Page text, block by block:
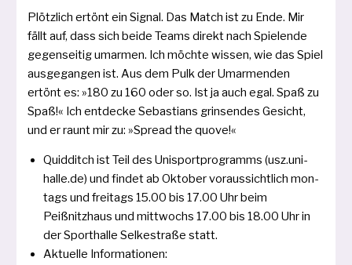
Plötzlich ertönt ein Signal. Das Match ist zu Ende. Mir
fällt auf, dass sich bei­de Teams direkt nach Spielende
gegen­sei­tig umar­men. Ich möch­te wis­sen, wie das Spiel
aus­ge­gan­gen ist. Aus dem Pulk der Umarmenden
ertönt es: »180 zu 160 oder so. Ist ja auch egal. Spaß zu
Spaß!« Ich ent­de­cke Sebastians grin­sen­des Gesicht,
und er raunt mir zu: »Spread the quove!«
Quidditch ist Teil des Unisportprogramms (usz.uni-
halle.de) und fin­det ab Oktober vor­aus­sicht­lich mon­
tags und frei­tags 15.00 bis 17.00 Uhr beim
Peißnitzhaus und mitt­wochs 17.00 bis 18.00 Uhr in
der Sporthalle Selkestraße statt.
Aktuelle Informationen: